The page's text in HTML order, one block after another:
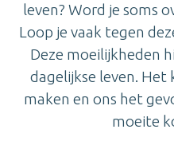
leven? Word je soms
Loop je vaak tegen
Deze moeilijkheden
dagelijkse leven. Het
maken en ons het
moeite